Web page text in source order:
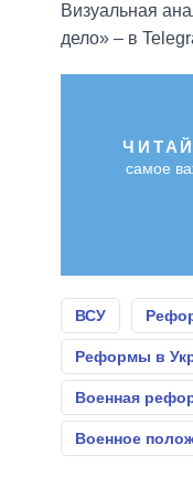
Визуальная
дело» – в
самое
ВСУ
Реформы в
Военная
Военное